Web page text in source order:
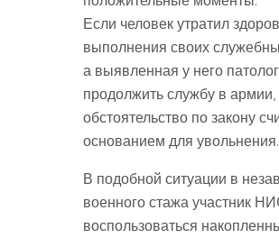
Если человек утратил
выполнения своих
а выявленная у него
продолжить службу в
обстоятельство по закону
основанием для увольнения.
В подобной ситуации в
военного стажа участник
воспользоваться